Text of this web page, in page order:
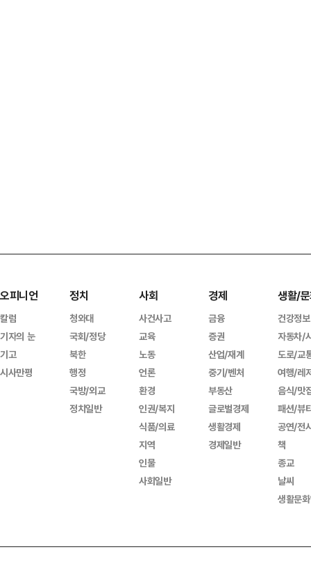
오피니언
칼럼
기자의 눈
기고
시사만평
정치
청와대
국회/정당
북한
행정
국방/외교
정치일반
사회
사건사고
교육
노동
언론
환경
인권/복지
식품/의료
지역
인물
사회일반
경제
금융
증권
산업/재계
중기/벤처
부동산
글로벌경제
생활경제
경제일반
생활/
건강정보
자동차/
도로/교
여행/레
음식/맛
패션/뷰
공연/전
책
종교
날씨
생활문